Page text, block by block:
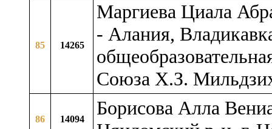
85 14265
Маргиева Циала
- Алания,
Союза Х.З.
86 14094
Борисова Алла